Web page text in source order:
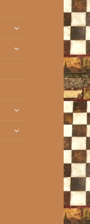
menu
ouvrir
sous-
ouvrir
ouvrir
sous-
ouvrir